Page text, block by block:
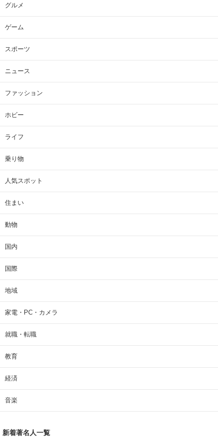
グルメ
ゲーム
スポーツ
ニュース
ファッション
ホビー
ライフ
乗り物
人気スポット
住まい
動物
国内
国際
地域
家電・PC・カメラ
就職・転職
教育
経済
音楽
新着著名人一覧